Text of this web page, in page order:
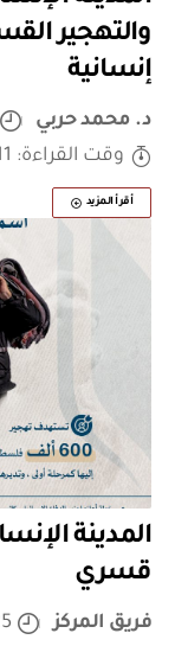
والتهجير
إنسانية
د. محمد حربي
وقت القراءة: 11 دقيقة
أقرأ المزيد
المدينة
قسري
فريق المركز